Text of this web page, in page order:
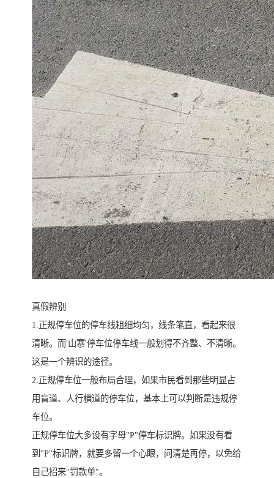
真假辨别
1.正规停车位的停车线粗细均匀，线条笔直，看起来很
清晰。而'山寨'停车位停车线一般划得不齐整、不清晰。
这是一个辨识的途径。
2.正规停车位一般布局合理，如果市民看到那些明显占
用盲道、人行横道的停车位，基本上可以判断是违规停
车位。
正规停车位大多设有字母"P"停车标识牌。如果没有看
到"P"标识牌，就要多留一个心眼，问清楚再停，以免给
自己招来"罚款单"。